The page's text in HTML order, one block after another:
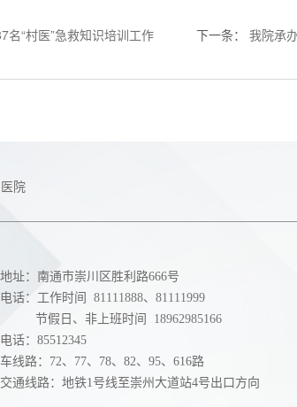
“村医”急救知识培训工作 下一条：
我院承
院
址：南通市崇川区胜利路666号
话：工作时间81111888、81111999
日、非上班时间 18962985166
话：85512345
线路：72、77、78、82、95、616路
通线路：地铁1号线至崇州大道站4号出口方向